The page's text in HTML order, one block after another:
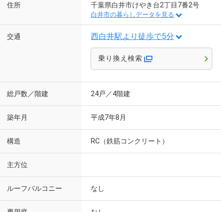
住所 千葉県白井市けやき台2丁目7番2号
白井市の暮らしデータを見る
交通 西白井駅より徒歩で5分
乗り換え検索
総戸数／階建 24戸／4階建
築年月 平成7年8月
構造 RC（鉄筋コンクリート）
主方位
ルーフバルコニー なし